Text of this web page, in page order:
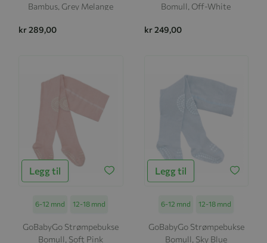
Bambus, Grey Melange
kr 289,00
Bomull, Off-White
kr 249,00
Legg til
Størrelse
6-12 mnd 12-18 mnd
GoBabyGo Strømpebukse
Bomull, Soft Pink
Legg til
Størrelse
6-12 mnd 12-18 mnd
GoBabyGo Strømpebukse
Bomull, Sky Blue